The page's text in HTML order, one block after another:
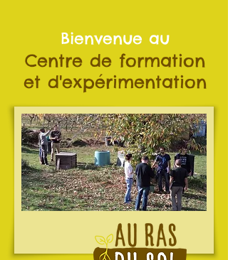
Bienvenue au
Centre de formation
et d'expérimentation